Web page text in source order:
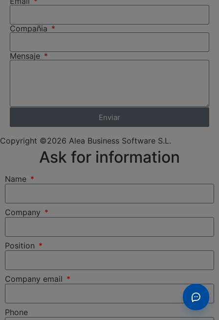
Compañia
Mensaje
Enviar
Copyright ©2026 Alea Business Software S.L.
Ask for information
Name
Company
Position
Company email
Phone